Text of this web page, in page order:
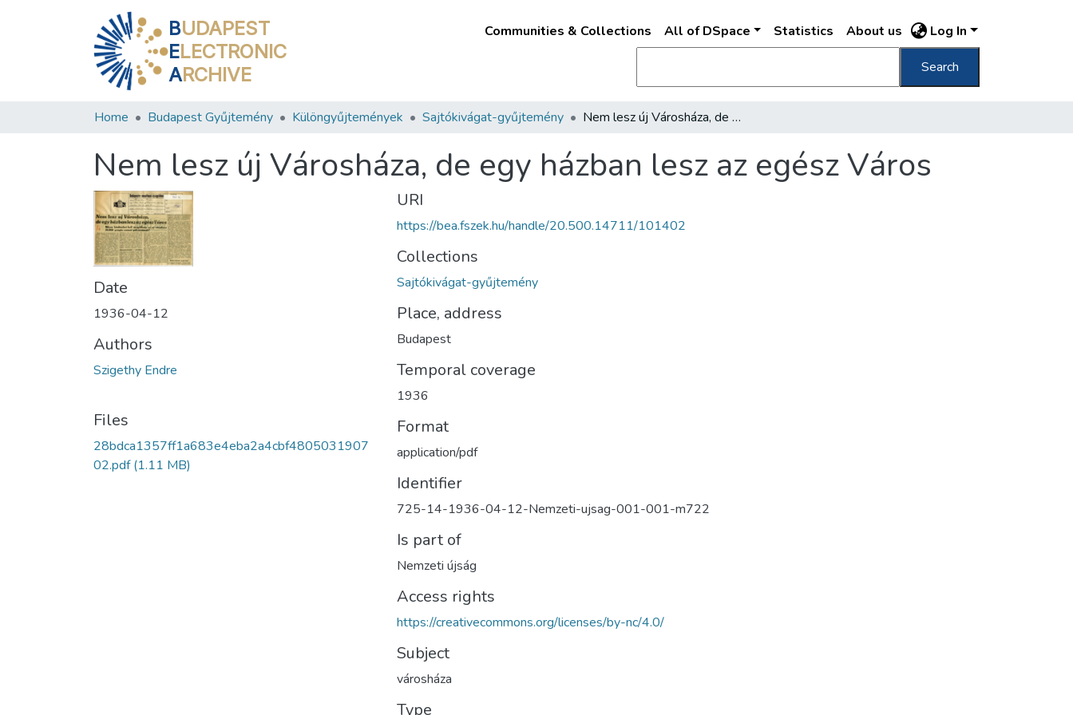
BUDAPEST
ELECTRONIC
ARCHIVE
Communities & Collections All of DSpace Statistics About us Log In
Search
Home Budapest Gyűjtemény Különgyűjtemények Sajtókivágat-gyűjtemény Nem lesz új Városháza, de egy házban lesz az egész Város
Nem lesz új Városháza, de egy házban lesz az egész Város
Date
1936-04-12
Authors
Szigethy Endre
Files
28bdca1357ff1a683e4eba2a4cbf4805031907
02.pdf(1.11 MB)
URI
https://bea.fszek.hu/handle/20.500.14711/101402
Collections
Sajtókivágat-gyűjtemény
Place, address
Budapest
Temporal coverage
1936
Format
application/pdf
Identifier
725-14-1936-04-12-Nemzeti-ujsag-001-001-m722
Is part of
Nemzeti újság
Access rights
https://creativecommons.org/licenses/by-nc/4.0/
Subject
városháza
Type